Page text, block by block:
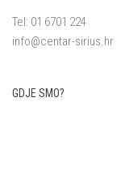
Tel: 01 6701 224
info@centar-sirius.hr
GDJE SMO?